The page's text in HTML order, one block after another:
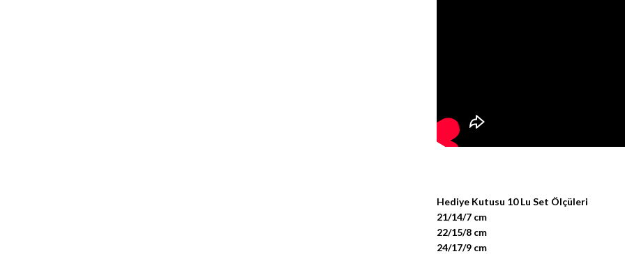
Hediye Kutusu 10 Lu Set Ölçüleri
21/14/7 cm
22/15/8 cm
24/17/9 cm